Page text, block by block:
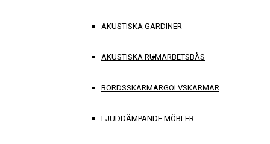
AKUSTISKA GARDINER
AKUSTISKA RUMARBETSBÅS
BORDSSKÄRMARGOLVSKÄRMAR
LJUDDÄMPANDE MÖBLER